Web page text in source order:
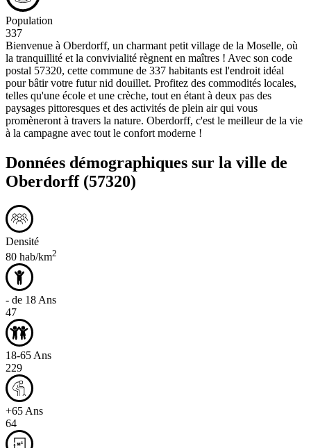
Population
337
Bienvenue à Oberdorff, un charmant petit village de la Moselle, où
la tranquillité et la convivialité règnent en maîtres ! Avec son code
postal 57320, cette commune de 337 habitants est l'endroit idéal
pour bâtir votre futur nid douillet. Profitez des commodités locales,
telles qu'une école et une crèche, tout en étant à deux pas des
paysages pittoresques et des activités de plein air qui vous
promèneront à travers la nature. Oberdorff, c'est le meilleur de la vie
à la campagne avec tout le confort moderne !
Données démographiques sur la ville de
Oberdorff(57320)
Densité
80 hab/km2
- de 18 Ans
47
18-65 Ans
229
+65 Ans
64